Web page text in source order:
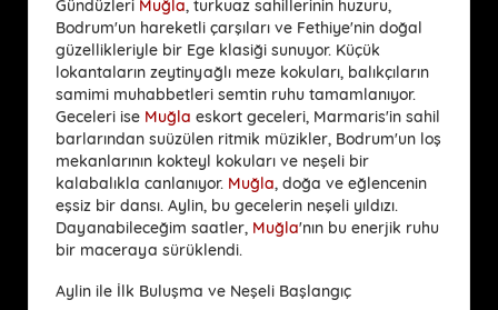
Gündüzleri Muğla, turkuaz sahillerinin huzuru,
Bodrum'un hareketli çarşıları ve Fethiye'nin doğal
güzellikleriyle bir Ege klasiği sunuyor. Küçük
lokantaların zeytinyağlı meze kokuları, balıkçıların
samimi muhabbetleri semtin ruhu tamamlanıyor.
Geceleri ise Muğla eskort geceleri, Marmaris'in sahil
barlarından suüzülen ritmik müzikler, Bodrum'un loş
mekanlarının kokteyl kokuları ve neşeli bir
kalabalıkla canlanıyor. Muğla, doğa ve eğlencenin
eşsiz bir dansı. Aylin, bu gecelerin neşeli yıldızı.
Dayanabileceğim saatler, Muğla'nın bu enerjik ruhu
bir maceraya sürüklendi.
Aylin ile İlk Buluşma ve Neşeli Başlangıç